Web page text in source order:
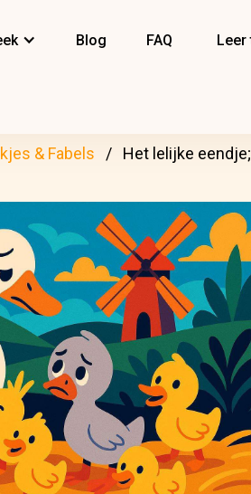
Blog FAQ Leer
& Fabels Het lelijke